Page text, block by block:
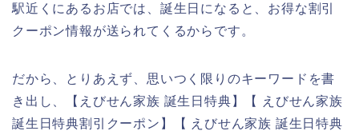
駅近くにあるお店では、誕生日になると、お得な割引
クーポン情報が送られてくるからです。
だから、とりあえず、思いつく限りのキーワードを書
き出し、【えびせん家族 誕生日特典】【 えびせん家族
誕生日特典割引クーポン】【 えびせん家族 誕生日特典